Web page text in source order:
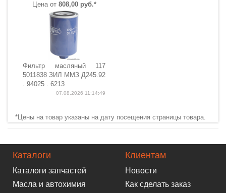
Цена от 808,00 руб.*
Фильтр масляный 117
5011838 ЗИЛ ММЗ Д245.92
. 94025 . 6213
07.08.2026 11:14:49
*Цены на товар указаны на дату посещения страницы товара.
Каталоги
Каталоги запчастей
Масла и автохимия
Клиентам
Новости
Как сделать заказ